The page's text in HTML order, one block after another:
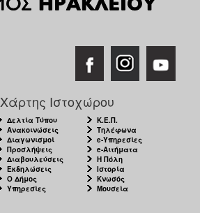
Χάρτης Ιστοχώρου
Δελτία Τύπου
Ανακοινώσεις
Διαγωνισμοί
Προσλήψεις
Διαβουλεύσεις
Εκδηλώσεις
Ο Δήμος
Υπηρεσίες
Κ.Ε.Π.
Τηλέφωνα
e-Υπηρεσίες
e-Αιτήματα
Η Πόλη
Ιστορία
Κνωσός
Μουσεία